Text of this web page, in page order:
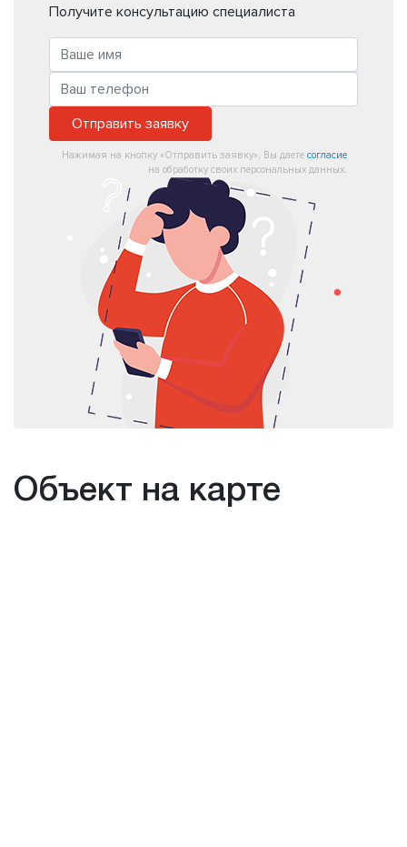
Получите консультацию специалиста
Отправить заявку
Нажимая на кнопку «Отправить заявку», Вы даете согласие
на обработку своих персональных данных.
Объект на карте